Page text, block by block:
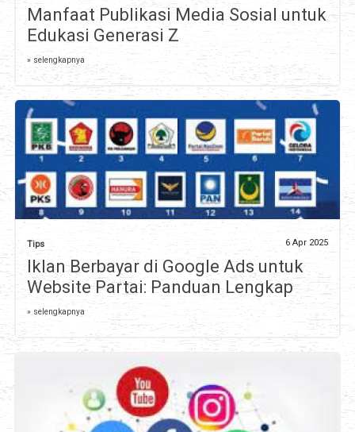
Manfaat Publikasi Media Sosial untuk
Edukasi Generasi Z
» selengkapnya
Tips 6 Apr 2025
Iklan Berbayar di Google Ads untuk
Website Partai: Panduan Lengkap
» selengkapnya